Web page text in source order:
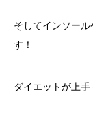
そしてインソー
す！
ダイエットが上